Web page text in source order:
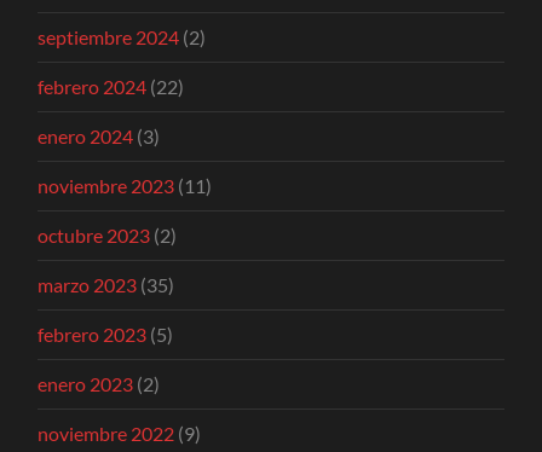
septiembre 2024 (2)
febrero 2024 (22)
enero 2024 (3)
noviembre 2023 (11)
octubre 2023 (2)
marzo 2023 (35)
febrero 2023 (5)
enero 2023 (2)
noviembre 2022 (9)